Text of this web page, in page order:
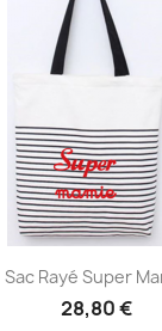
Aperçu
Sac Rayé Super
28,80 €